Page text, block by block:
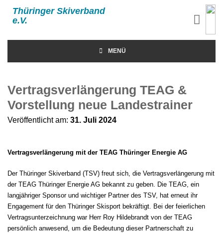
Thüringer Skiverband
e.V.
MENÜ
Vertragsverlängerung TEAG &
Vorstellung neue Landestrainer
Veröffentlicht am: 31. Juli 2024
Vertragsverlängerung mit der TEAG Thüringer Energie AG
Der Thüringer Skiverband (TSV) freut sich, die Vertragsverlängerung mit
der TEAG Thüringer Energie AG bekannt zu geben. Die TEAG, ein
langjähriger Sponsor und wichtiger Partner des TSV, hat erneut ihr
Engagement für den Thüringer Skisport bekräftigt. Bei der feierlichen
Vertragsunterzeichnung war Herr Roy Hildebrandt von der TEAG
persönlich anwesend, um die Bedeutung dieser Partnerschaft zu